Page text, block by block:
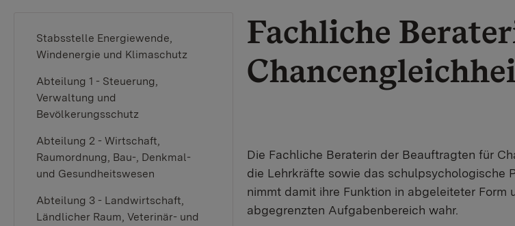
Stabsstelle Energiewende,
Windenergie und Klimaschutz
Abteilung 1 - Steuerung,
Verwaltung und
Bevölkerungsschutz
Abteilung 2 - Wirtschaft,
Raumordnung, Bau-, Denkmal-
und Gesundheitswesen
Abteilung 3 - Landwirtschaft,
Ländlicher Raum, Veterinär- und
Fachliche
Die Fachliche Beraterin der Beauftragten für
die Lehrkräfte sowie das schulpsychologische
nimmt damit ihre Funktion in abgeleiteter
abgegrenzten Aufgabenbereich wahr.